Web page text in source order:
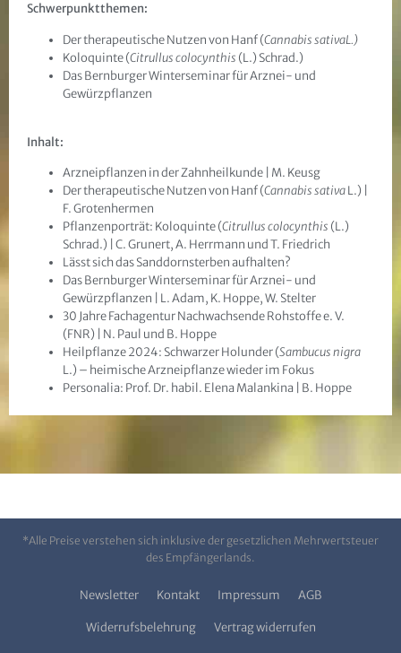
Schwerpunktthemen:
Der therapeutische Nutzen von Hanf (Cannabis sativaL.)
Koloquinte (Citrullus colocynthis (L.) Schrad.)
Das Bernburger Winterseminar für Arznei- und
Gewürzpflanzen
Inhalt:
Arzneipflanzen in der Zahnheilkunde | M. Keusg
Der therapeutische Nutzen von Hanf (Cannabis sativaL.) |
F. Grotenhermen
Pflanzenporträt: Koloquinte (Citrullus colocynthis (L.)
Schrad.) | C. Grunert, A. Herrmann und T. Friedrich
Lässt sich das Sanddornsterben aufhalten?
Das Bernburger Winterseminar für Arznei- und
Gewürzpflanzen | L. Adam, K. Hoppe, W. Stelter
30 Jahre Fachagentur Nachwachsende Rohstoffe e. V.
(FNR) | N. Paul und B. Hoppe
Heilpflanze 2024: Schwarzer Holunder (Sambucus nigra
L.) – heimische Arzneipflanze wieder im Fokus
Personalia: Prof. Dr. habil. Elena Malankina | B. Hoppe
*Alle Preise verstehen sich inklusive der gesetzlichen Mehrwertsteuer
des Empfängerlands.
Newsletter Kontakt Impressum AGB
Widerrufsbelehrung Vertrag widerrufen